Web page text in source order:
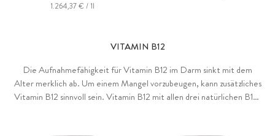
1.264,37 € / 1l
VITAMIN B12
Die Aufnahmefähigkeit für Vitamin B12 im Darm sinkt mit dem
Alter merklich ab. Um einem Mangel vorzubeugen, kann zusätzliches
Vitamin B12 sinnvoll sein. Vitamin B12 mit allen drei natürlichen B12-